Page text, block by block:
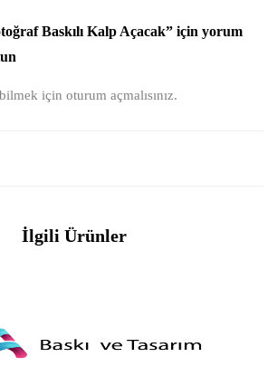
Baskılı Kalp Açacak” için yorum
için oturum açmalısınız.
İlgili Ürünler